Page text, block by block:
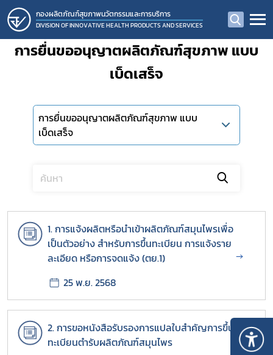
กองผลิตภัณฑ์สุขภาพนวัตกรรมและการบริการ
DIVISION OF INNOVATIVE HEALTH PRODUCTS AND SERVICES
การยื่นขออนุญาตผลิตภัณฑ์สุขภาพ แบบ
เบ็ดเสร็จ
การยื่นขออนุญาตผลิตภัณฑ์สุขภาพ แบบ
เบ็ดเสร็จ
1. การแจ้งผลิตหรือนำเข้าผลิตภัณฑ์สมุนไพรเพื่อ
เป็นตัวอย่าง สำหรับการขึ้นทะเบียน การแจ้งราย
ละเอียด หรือการจดแจ้ง (ตย.1)
25 พ.ย. 2568
→
2. การขอหนังสือรับรองการแปลใบสำคัญการขึ้น
ทะเบียนตำรับผลิตภัณฑ์สมุนไพร
→